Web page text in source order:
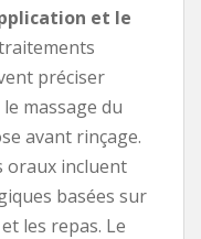
et le
préciser
massage du
avant rinçage.
oraux incluent
basées sur
les repas. Le